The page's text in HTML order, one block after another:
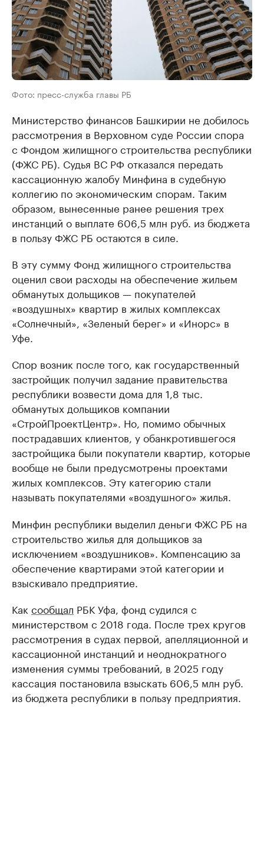
Фото: пресс-служба главы РБ
Министерство финансов Башкирии не добилось
рассмотрения в Верховном суде России спора
с Фондом жилищного строительства республики
(ФЖС РБ). Судья ВС РФ отказался передать
кассационную жалобу Минфина в судебную
коллегию по экономическим спорам. Таким
образом, вынесенные ранее решения трех
инстанций о выплате 606,5 млн руб. из бюджета
в пользу ФЖС РБ остаются в силе.
В эту сумму Фонд жилищного строительства
оценил свои расходы на обеспечение жильем
обманутых дольщиков — покупателей
«воздушных» квартир в жилых комплексах
«Солнечный», «Зеленый берег» и «Инорс» в
Уфе.
Спор возник после того, как государственный
застройщик получил задание правительства
республики возвести дома для 1,8 тыс.
обманутых дольщиков компании
«СтройПроектЦентр». Но, помимо обычных
пострадавших клиентов, у обанкротившегося
застройщика были покупатели квартир, которые
вообще не были предусмотрены проектами
жилых комплексов. Эту категорию стали
называть покупателями «воздушного» жилья.
Минфин республики выделил деньги ФЖС РБ на
строительство жилья для дольщиков за
исключением «воздушников». Компенсацию за
обеспечение квартирами этой категории и
взыскивало предприятие.
Как сообщал РБК Уфа, фонд судился с
министерством с 2018 года. После трех кругов
рассмотрения в судах первой, апелляционной и
кассационной инстанций и неоднократного
изменения суммы требований, в 2025 году
кассация постановила взыскать 606,5 млн руб.
из бюджета республики в пользу предприятия.